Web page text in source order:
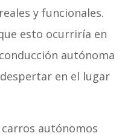
y funcionales.
esto ocurriría en
autónoma
en el lugar
autónomos